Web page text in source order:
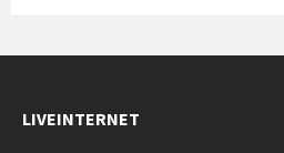
LIVEINTERNET